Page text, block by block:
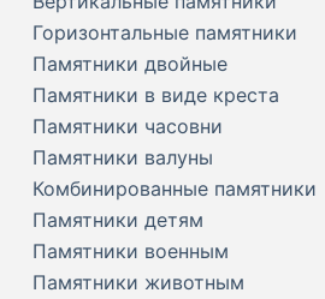
Горизонтальные памятники
Памятники двойные
Памятники в виде креста
Памятники часовни
Памятники валуны
Комбинированные памятники
Памятники детям
Памятники военным
Памятники животным